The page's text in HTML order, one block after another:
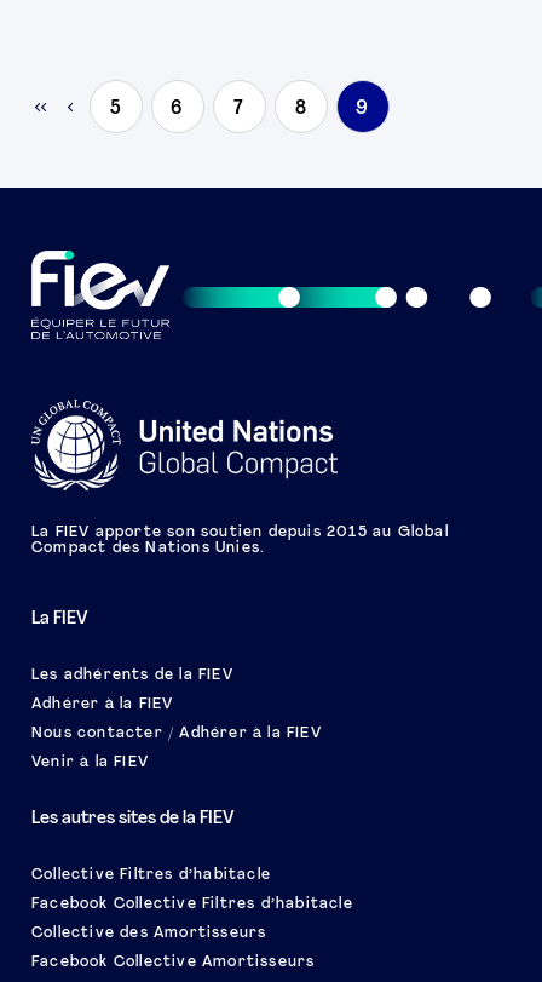
5 6 7 8 9
La FIEV
Les adhérents de la FIEV
Adhérer à la FIEV
Nous contacter / Adhérer à la FIEV
Venir à la FIEV
Les autres sites de la FIEV
Collective Filtres d’habitacle
Facebook Collective Filtres d’habitacle
Collective des Amortisseurs
Facebook Collective Amortisseurs
La FIEV apporte son soutien depuis 2015 au Global
Compact des Nations Unies.